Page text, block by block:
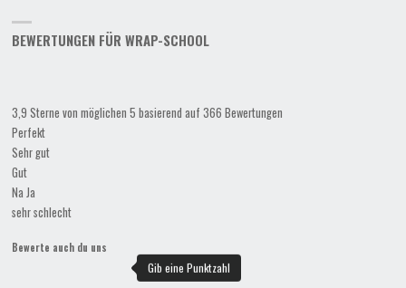
BEWERTUNGEN FÜR WRAP-SCHOOL
3,9 Sterne von möglichen 5 basierend auf 366 Bewertungen
Perfekt
Sehr gut
Gut
Na Ja
sehr schlecht
Bewerte auch du uns